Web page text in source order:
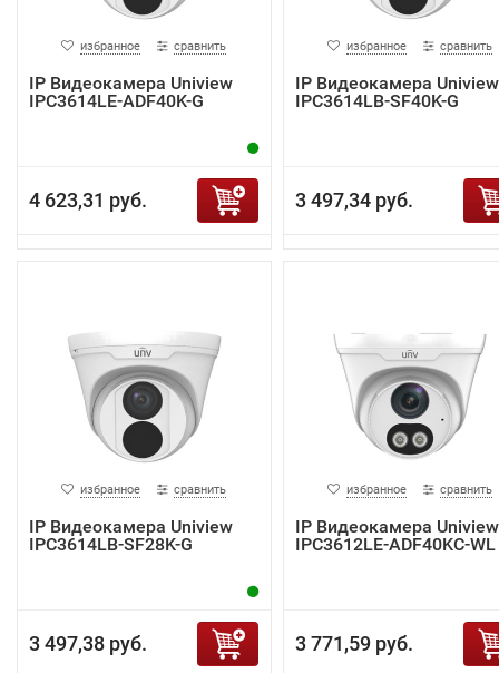
избранное сравнить
IP Видеокамера Uniview
IPC3614LE-ADF40K-G
4 623,31 руб.
избранное сравнить
IP Видеокамера Uniview
IPC3614LB-SF40K-G
3 497,34 руб.
избранное сравнить
IP Видеокамера Uniview
IPC3614LB-SF28K-G
3 497,38 руб.
избранное сравнить
IP Видеокамера Uniview
IPC3612LE-ADF40KC-WL
3 771,59 руб.